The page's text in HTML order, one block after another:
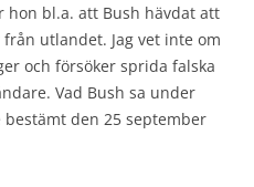
hon bl.a. att Bush hävdat att
utlandet. Jag vet inte om
och försöker sprida falska
Vad Bush sa under
den 25 september